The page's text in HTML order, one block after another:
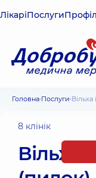
ЛікаріПослуги
Головна Послуги
8 клінік
Вільха